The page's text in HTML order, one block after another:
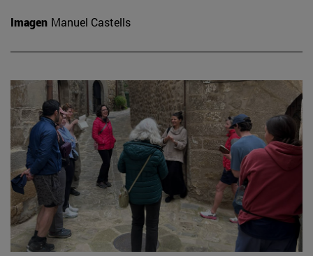
Imagen Manuel Castells